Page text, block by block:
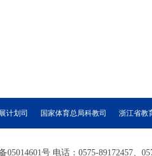
计划司 国家体育总局科教司 浙江省教
05014601号 电话：0575-89172457、